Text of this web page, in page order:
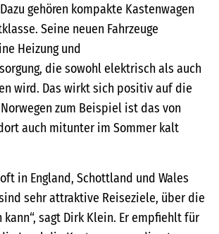
gehören kompakte Kastenwagen
Seine neuen Fahrzeuge
Heizung und
die sowohl elektrisch als auch
wird. Das wirkt sich positiv auf die
zum Beispiel ist das von
auch mitunter im Sommer kalt
in England, Schottland und Wales
sehr attraktive Reiseziele, über die
sagt Dirk Klein. Er empfiehlt für